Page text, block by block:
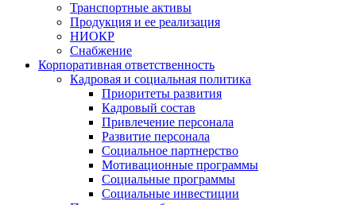
Транспортные активы
Продукция и ее реализация
НИОКР
Снабжение
Корпоративная ответственность
Кадровая и социальная политика
Приоритеты развития
Кадровый состав
Привлечение персонала
Развитие персонала
Социальное партнерство
Мотивационные программы
Социальные программы
Социальные инвестиции